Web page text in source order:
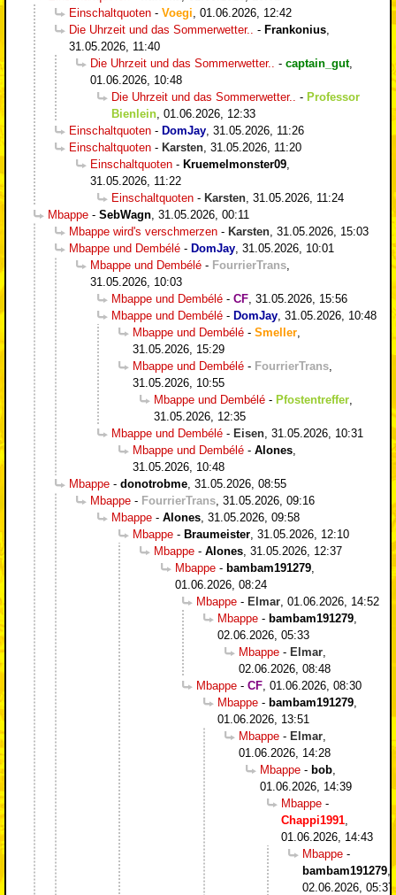
Einschaltquoten - Voegi 01.06.2026, 12:42
Die Uhrzeit und das Sommerwetter..
- Frankonius
31.05.2026, 11:40
Die Uhrzeit und das Sommerwetter..
- captain_gut,
01.06.2026, 10:48
Die Uhrzeit und das Sommerwetter..
- Professor
Bienlein 01.06.2026, 12:33
Einschaltquoten - DomJay 31.05.2026, 11:26
Einschaltquoten - Karsten 31.05.2026, 11:20
Einschaltquoten - Kruemelmonster09
31.05.2026, 11:22
Einschaltquoten - Karsten 31.05.2026, 11:24
Mbappe - SebWagn 31.05.2026, 00:11
Mbappe wird's verschmerzen - Karsten 31.05.2026, 15:03
Mbappe und Dembélé - DomJay 31.05.2026, 10:01
Mbappe und Dembélé - FourrierTrans
31.05.2026, 10:03
Mbappe und Dembélé - CF 31.05.2026, 15:56
Mbappe und Dembélé - DomJay 31.05.2026, 10:48
Mbappe und Dembélé - Smeller
31.05.2026, 15:29
Mbappe und Dembélé - FourrierTrans
31.05.2026, 10:55
Mbappe und Dembélé - Pfostentreffer
31.05.2026, 12:35
Mbappe und Dembélé - Eisen 31.05.2026, 10:31
Mbappe und Dembélé - Alones
31.05.2026, 10:48
Mbappe - donotrobme 31.05.2026, 08:55
Mbappe - FourrierTrans 31.05.2026, 09:16
Mbappe - Alones 31.05.2026, 09:58
Mbappe - Braumeister 31.05.2026, 12:10
Mbappe - Alones 31.05.2026, 12:37
Mbappe - bambam191279
01.06.2026, 08:24
Mbappe - Elmar 01.06.2026, 14:52
Mbappe - bambam191279
02.06.2026, 05:33
Mbappe - Elmar
02.06.2026, 08:48
Mbappe - CF 01.06.2026, 08:30
Mbappe - bambam191279
01.06.2026, 13:51
Mbappe - Elmar
01.06.2026, 14:28
Mbappe - bob
01.06.2026, 14:39
Mbappe -
Chappi1991
01.06.2026, 14:43
Mbappe -
bambam191279
02.06.2026, 05:37